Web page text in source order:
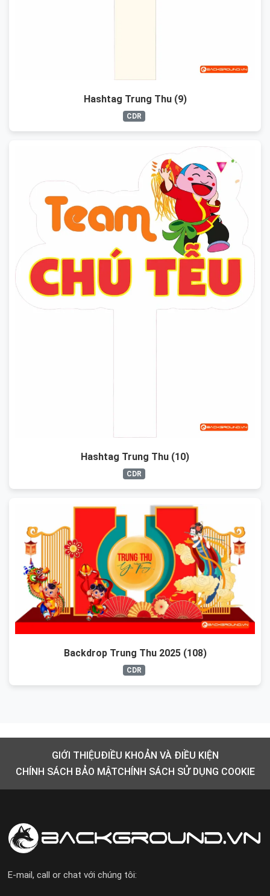
Hashtag Trung Thu (9)
CDR
Hashtag Trung Thu (10)
CDR
Backdrop Trung Thu 2025 (108)
CDR
GIỚI THIỆUĐIỀU KHOẢN VÀ ĐIỀU KIỆN
CHÍNH SÁCH BẢO MẬTCHÍNH SÁCH SỬ DỤNG COOKIE
E-mail, call or chat với chúng tôi: